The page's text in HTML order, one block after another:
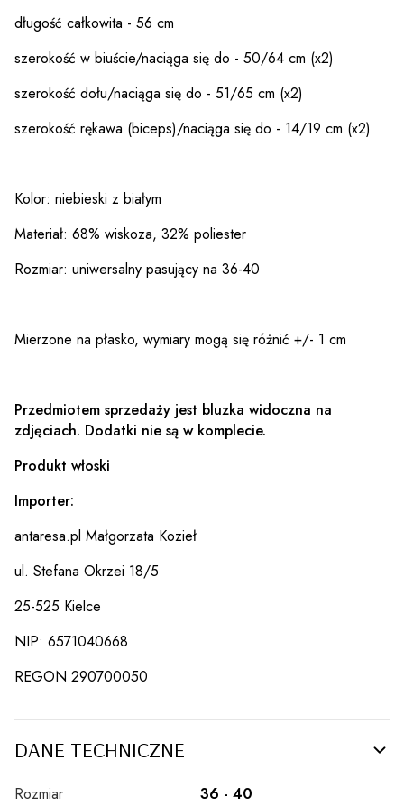
długość całkowita - 56 cm
szerokość w biuście/naciąga się do - 50/64 cm (x2)
szerokość dołu/naciąga się do - 51/65 cm (x2)
szerokość rękawa (biceps)/naciąga się do - 14/19 cm (x2)
Kolor: niebieski z białym
Materiał: 68% wiskoza, 32% poliester
Rozmiar: uniwersalny pasujący na 36-40
Mierzone na płasko, wymiary mogą się różnić +/- 1 cm
Przedmiotem sprzedaży jest bluzka widoczna na
zdjęciach. Dodatki nie są w komplecie.
Produkt włoski
Importer:
antaresa.pl Małgorzata Kozieł
ul. Stefana Okrzei 18/5
25-525 Kielce
NIP: 6571040668
REGON 290700050
DANE TECHNICZNE
Rozmiar 36 - 40